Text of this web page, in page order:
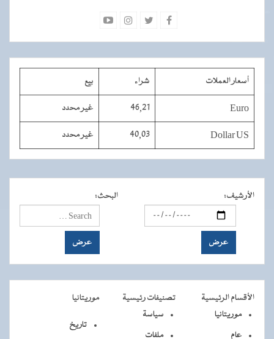
أسعار العملات شراء بيع
Euro
46,21 غير محدد
Dollar US
40,03 غير محدد
الأرشيف: البحث:
الأقسام الرئيسية تصنيفات رئيسية
موريتانيا
موريتانيا
عام
سياسة
ملفات
تاريخ